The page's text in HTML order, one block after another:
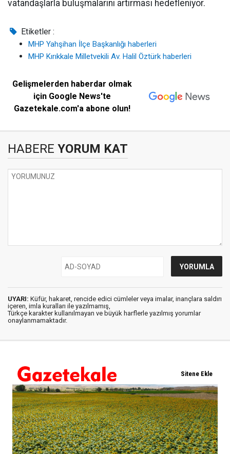
vatandaşlarla buluşmalarını artırması hedefleniyor.
Etiketler :
MHP Yahşihan İlçe Başkanlığı haberleri
MHP Kırıkkale Milletvekili Av. Halil Öztürk haberleri
Gelişmelerden haberdar olmak
için Google News'te
Gazetekale.com'a abone olun!
HABERE YORUM KAT
UYARI: Küfür, hakaret, rencide edici cümleler veya imalar, inançlara saldırı
içeren, imla kuralları ile yazılmamış,
Türkçe karakter kullanılmayan ve büyük harflerle yazılmış yorumlar
onaylanmamaktadır.